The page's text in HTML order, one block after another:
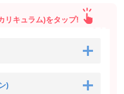
リキュラム)をタップ!
)